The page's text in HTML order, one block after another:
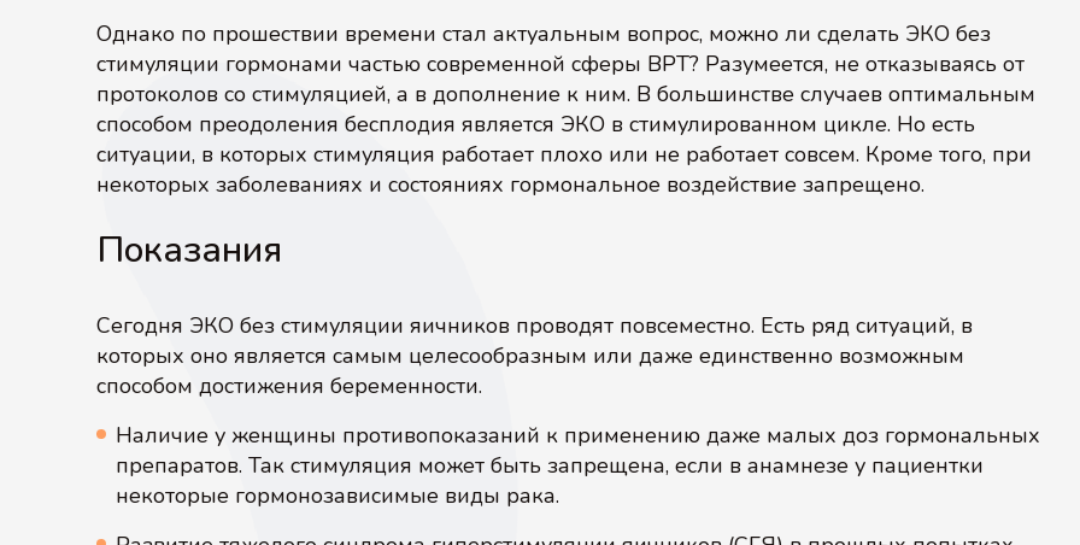
Однако по прошествии времени стал актуальным вопрос, можно ли сделать ЭКО без
стимуляции гормонами частью современной сферы ВРТ? Разумеется, не отказываясь от
протоколов со стимуляцией, а в дополнение к ним. В большинстве случаев оптимальным
способом преодоления бесплодия является ЭКО в стимулированном цикле. Но есть
ситуации, в которых стимуляция работает плохо или не работает совсем. Кроме того, при
некоторых заболеваниях и состояниях гормональное воздействие запрещено.
Показания
Сегодня ЭКО без стимуляции яичников проводят повсеместно. Есть ряд ситуаций, в
которых оно является самым целесообразным или даже единственно возможным
способом достижения беременности.
Наличие у женщины противопоказаний к применению даже малых доз гормональных
препаратов. Так стимуляция может быть запрещена, если в анамнезе у пациентки
некоторые гормонозависимые виды рака.